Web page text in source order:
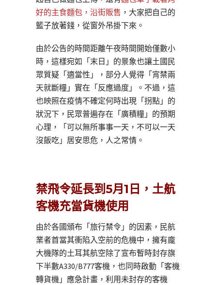
好的主食麵包，沿街販售 ，大家把自己的
籃子放著錢，從窗外吊掛下來。
由於公告的時間距離午夜時間開始僅數小
時，這樣宛如「末日」的景象也讓土國民
眾質疑「適當性」，部分人覺得「宵禁兩
天就斷糧」實在「反應過度」。不過，這
也映照在疫情不確定何時出現「拐點」的
狀況下，民眾普遍存在「廣積糧」的預期
心理，「可以無所事事一天，不可以一天
沒飯吃」居安思危，人之常情。
禁飛令延長到5月1日，土航
客機充當貨機使用
由於各國頒布「旅行禁令」的因素，民航
業者首當其衝陷入空前的危機中，擁有龐
大機隊的土耳其航空除了宣布暫時封存旗
下半數A330/B777客機，也同時啟動「客機
轉貨機」應急計畫，利用未封存的客機